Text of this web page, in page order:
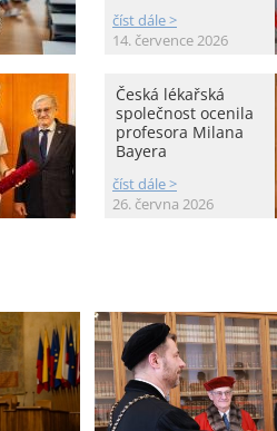
číst dále >
14. července 2026
Česká lékařská
společnost ocenila
profesora Milana
Bayera
číst dále >
26. června 2026